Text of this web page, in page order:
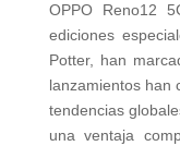
OPPO Reno12
ediciones
Potter, han
lanzamientos han
tendencias
una ventaja